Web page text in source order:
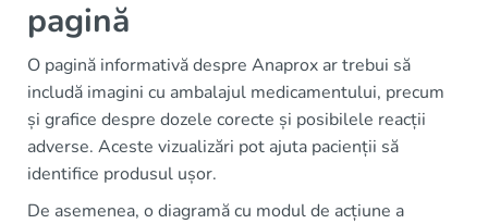
pagină
O pagină informativă despre Anaprox ar trebui să
includă imagini cu ambalajul medicamentului, precum
și grafice despre dozele corecte și posibilele reacții
adverse. Aceste vizualizări pot ajuta pacienții să
identifice produsul ușor.
De asemenea, o diagramă cu modul de acțiune a